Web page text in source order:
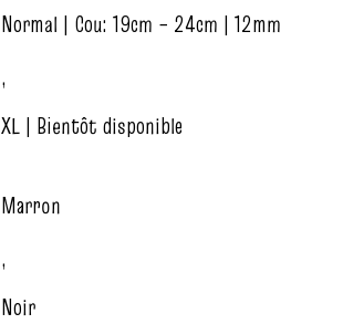
Normal | Cou: 19cm – 24cm | 12mm
,
XL | Bientôt disponible
Marron
,
Noir